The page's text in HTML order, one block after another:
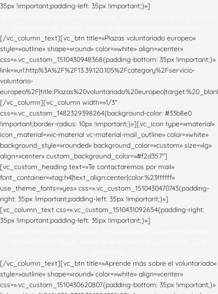
35px !important;padding-left: 35px !important;}»]
[/vc_column_text][vc_btn title=»Plazas voluntariado europeo»
style=»outline» shape=»round» color=»white» align=»center»
css=».vc_custom_1510430948368{padding-bottom: 35px !important;}»
link=»url:http%3A%2F%2F13.39.120.105%2Fcategory%2Fservicio-
voluntario-
[/vc_column][vc_column width=»1/3″
css=».vc_custom_1482329398264{background-color: #33b8e0
!important;border-radius: 10px !important;}»][vc_icon type=»material»
icon_material=»vc-material vc-material-mail_outline» color=»white»
background_style=»rounded» background_color=»custom» size=»lg»
align=»center» custom_background_color=»#f2d357″]
[vc_custom_heading text=»Te contactaremos por mail»
font_container=»tag:h4|text_align:center|color:%23ffffff»
use_theme_fonts=»yes» css=».vc_custom_1510430470743{padding-
right: 35px !important;padding-left: 35px !important;}»]
[vc_column_text css=».vc_custom_1510431092654{padding-right:
35px !important;padding-left: 35px !important;}»]
[/vc_column_text][vc_btn title=»Aprende más sobre el voluntariado»
style=»outline» shape=»round» color=»white» align=»center»
css=».vc_custom_1510430620807{padding-bottom: 35px !important;}»